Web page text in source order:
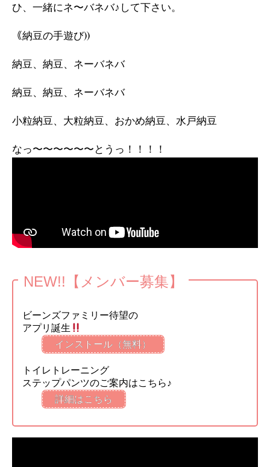
ひ、一緒にネ〜バネバ♪して下さい。
｟納豆の手遊び))
納豆、納豆、ネーバネバ
納豆、納豆、ネーバネバ
小粒納豆、大粒納豆、おかめ納豆、水戸納豆
なっ〜〜〜〜〜〜とうっ！！！！
NEW!!【メンバー募集】
ビーンズファミリー待望の
アプリ誕生
インストール（無料）
トイレトレーニング
ステップパンツのご案内はこちら♪
詳細はこちら